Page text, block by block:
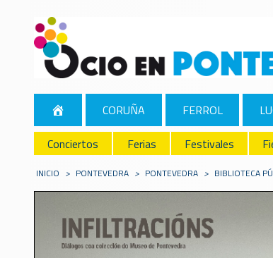
CORUÑA FERROL
Conciertos
Ferias Festivales
INICIO > PONTEVEDRA > PONTEVEDRA > BIBLIOTECA